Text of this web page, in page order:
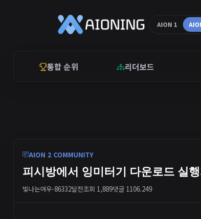
AION 1
통합 순위 리더보드
AION 2 COMMUNITY
피시방에서 잉미터기 다운로드 실
빛나는여우-86332달전조회 1,889댓글 1106.249